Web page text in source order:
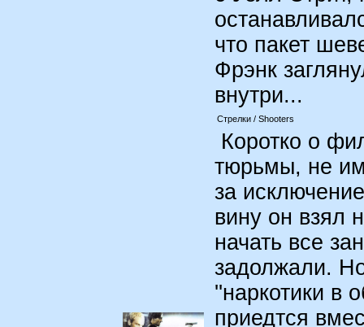
что пакет
Фрэнк
внутри...
Стрелки / Shooters
Коротко о
тюрьмы, не
за
вину он взял
начать все
задолжали.
''наркотики в
приедтся